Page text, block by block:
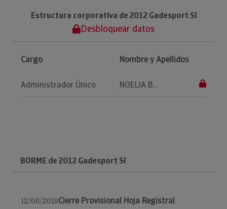
Estructura corporativa de 2012 Gadesport Sl
Desbloquear datos
Cargo Nombre y Apellidos
Administrador Único NOELIA B...
BORME de 2012 Gadesport Sl
12/06/2019Cierre Provisional Hoja Registral